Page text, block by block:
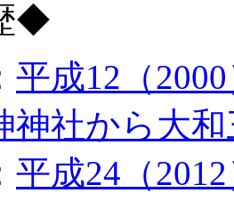
◆
平成12（
神社から大
平成24（